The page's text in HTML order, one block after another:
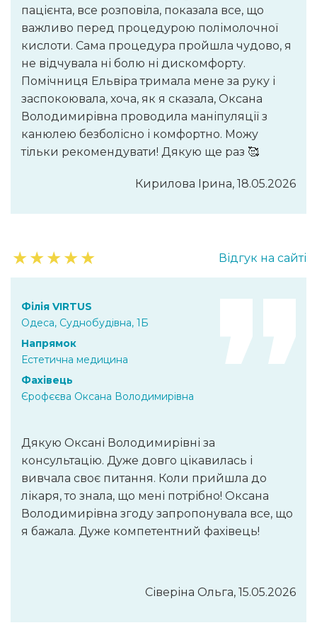
пацієнта, все розповіла, показала все, що
важливо перед процедурою полімолочної
кислоти. Сама процедура пройшла чудово, я
не відчувала ні болю ні дискомфорту.
Помічниця Ельвіра тримала мене за руку і
заспокоювала, хоча, як я сказала, Оксана
Володимирівна проводила маніпуляції з
канюлею безболісно і комфортно. Можу
тільки рекомендувати! Дякую ще раз 🥰
Кирилова Ірина, 18.05.2026
★★★★★ Відгук на сайті
Філія VIRTUS
Одеса, Суднобудівна, 1Б
Напрямок
Естетична медицина
Фахівець
Єрофєєва Оксана Володимирівна
Дякую Оксані Володимирівні за
консультацію. Дуже довго цікавилась і
вивчала своє питання. Коли прийшла до
лікаря, то знала, що мені потрібно! Оксана
Володимирівна згоду запропонувала все, що
я бажала. Дуже компетентний фахівець!
Сіверіна Ольга, 15.05.2026